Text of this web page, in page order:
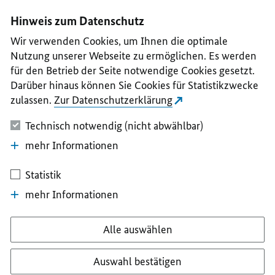
II
III
IV
V
Hinweis zum Datenschutz
Wir verwenden Cookies, um Ihnen die optimale
Nutzung unserer Webseite zu ermöglichen. Es werden
für den Betrieb der Seite notwendige Cookies gesetzt.
Darüber hinaus können Sie Cookies für Statistikzwecke
zulassen. Zur Datenschutzerklärung
Technisch notwendig (nicht abwählbar)
mehr Informationen
Statistik
mehr Informationen
Alle auswählen
Auswahl bestätigen